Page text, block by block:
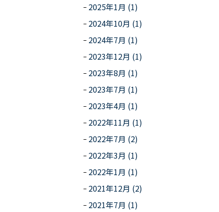
2025年1月 (1)
2024年10月 (1)
2024年7月 (1)
2023年12月 (1)
2023年8月 (1)
2023年7月 (1)
2023年4月 (1)
2022年11月 (1)
2022年7月 (2)
2022年3月 (1)
2022年1月 (1)
2021年12月 (2)
2021年7月 (1)